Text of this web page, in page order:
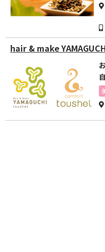
hair & make